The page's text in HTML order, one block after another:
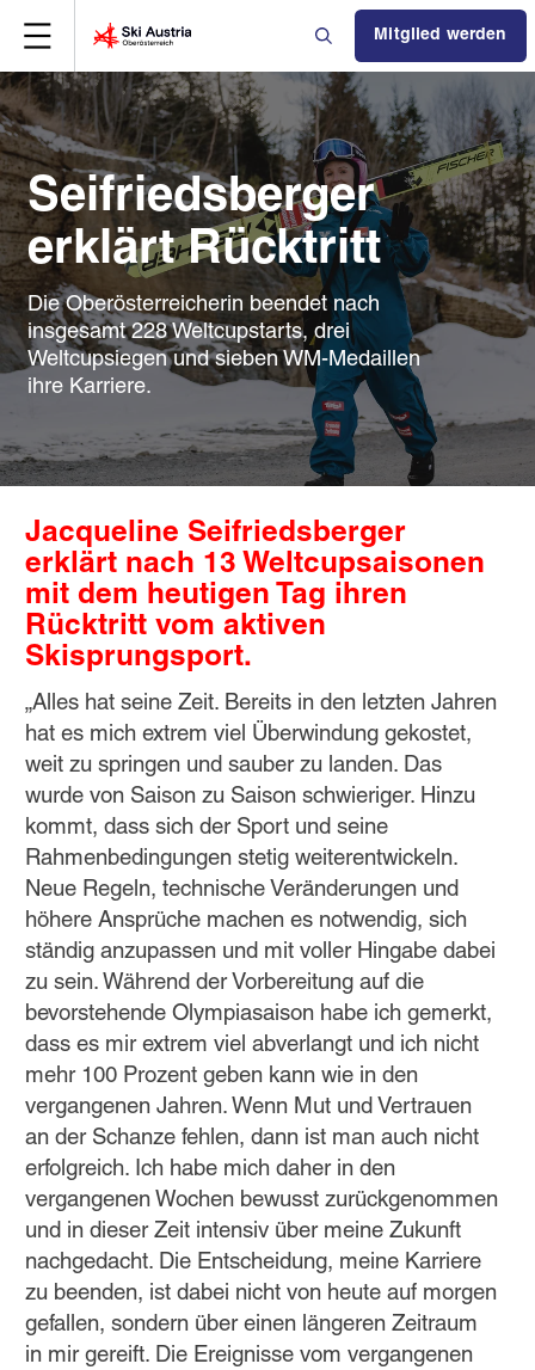
Mitglied werden
Seifriedsberger
erklärt Rücktritt
Die Oberösterreicherin beendet nach
insgesamt 228 Weltcupstarts, drei
Weltcupsiegen und sieben WM-Medaillen
ihre Karriere.
Jacqueline Seifriedsberger
erklärt nach 13 Weltcupsaisonen
mit dem heutigen Tag ihren
Rücktritt vom aktiven
Skisprungsport.
„Alles hat seine Zeit. Bereits in den letzten Jahren
hat es mich extrem viel Überwindung gekostet,
weit zu springen und sauber zu landen. Das
wurde von Saison zu Saison schwieriger. Hinzu
kommt, dass sich der Sport und seine
Rahmenbedingungen stetig weiterentwickeln.
Neue Regeln, technische Veränderungen und
höhere Ansprüche machen es notwendig, sich
ständig anzupassen und mit voller Hingabe dabei
zu sein. Während der Vorbereitung auf die
bevorstehende Olympiasaison habe ich gemerkt,
dass es mir extrem viel abverlangt und ich nicht
mehr 100 Prozent geben kann wie in den
vergangenen Jahren. Wenn Mut und Vertrauen
an der Schanze fehlen, dann ist man auch nicht
erfolgreich. Ich habe mich daher in den
vergangenen Wochen bewusst zurückgenommen
und in dieser Zeit intensiv über meine Zukunft
nachgedacht. Die Entscheidung, meine Karriere
zu beenden, ist dabei nicht von heute auf morgen
gefallen, sondern über einen längeren Zeitraum
in mir gereift. Die Ereignisse vom vergangenen